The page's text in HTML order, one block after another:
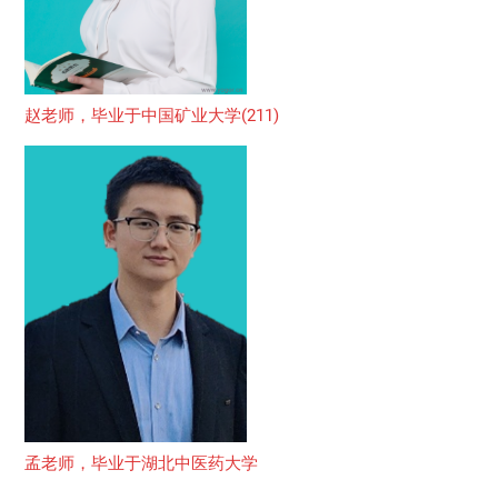
赵老师，毕业于中国矿业大学(211)
孟老师，毕业于湖北中医药大学